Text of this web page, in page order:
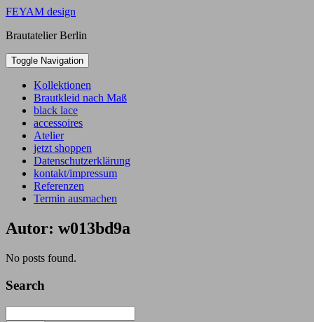
Skip
content
FEYAM design
Brautatelier Berlin
Toggle Navigation
Kollektionen
Brautkleid nach Maß
black lace
accessoires
Atelier
jetzt shoppen
Datenschutzerklärung
kontakt/impressum
Referenzen
Termin ausmachen
Autor: w013bd9a
No posts found.
Search